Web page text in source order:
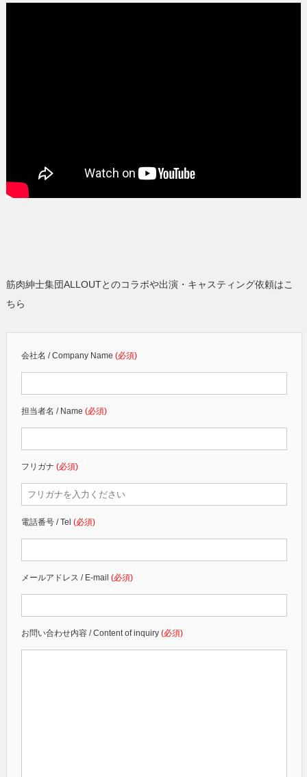
筋肉紳士集団ALLOUTとのコラボや出演・キャスティング依頼はこ
ちら
会社名 / Company Name (必須)
担当者名 / Name (必須)
フリガナ (必須)
電話番号 / Tel (必須)
メールアドレス / E-mail (必須)
お問い合わせ内容 / Content of inquiry (必須)